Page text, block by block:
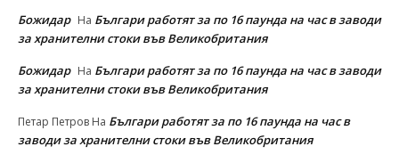
Божидар На Българи работят за по 16 паунда на час в заводи
за хранителни стоки във Великобритания
Божидар На Българи работят за по 16 паунда на час в заводи
за хранителни стоки във Великобритания
Петар Петров На Българи работят за по 16 паунда на час в
заводи за хранителни стоки във Великобритания